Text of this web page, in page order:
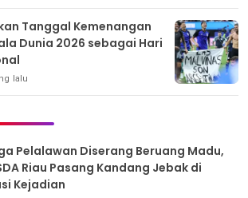
Tanggal Kemenangan
Dunia 2026 sebagai Hari
lalu
Pelalawan Diserang Beruang Madu,
Riau Pasang Kandang Jebak di
Kejadian